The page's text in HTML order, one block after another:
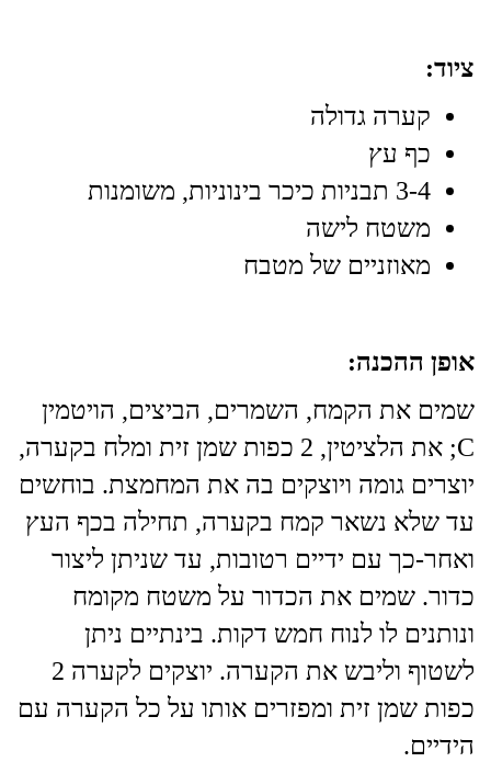
ציוד:
קערה גדולה
כף עץ
3-4 תבניות כיכר בינוניות, משומנות
משטח לישה
מאוזניים של מטבח
אופן ההכנה:
שמים את הקמח, השמרים, הביצים, הויטמין
C; את הלציטין, 2 כפות שמן זית ומלח בקערה,
יוצרים גומה ויוצקים בה את המחמצת. בוחשים
עד שלא נשאר קמח בקערה, תחילה בכף העץ
ואחר-כך עם ידיים רטובות, עד שניתן ליצור
כדור. שמים את הכדור על משטח מקומח
ונותנים לו לנוח חמש דקות. בינתיים ניתן
לשטוף וליבש את הקערה. יוצקים לקערה 2
כפות שמן זית ומפזרים אותו על כל הקערה עם
הידיים.